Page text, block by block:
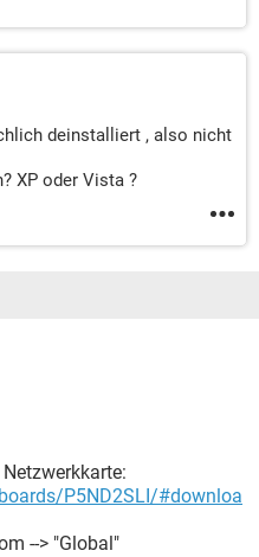
deinstalliert , also nicht
XP oder Vista ?
P5ND2SLI/#downloa
--> "Global"